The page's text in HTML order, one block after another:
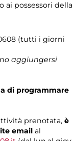
ai possessori della
(tutti i giorni
aggiungersi
di programmare
prenotata, è
email al